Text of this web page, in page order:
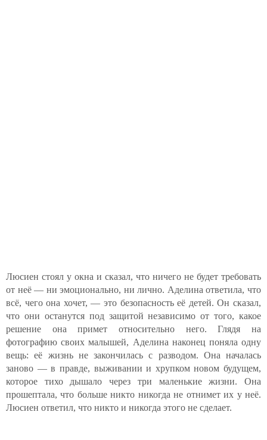
Люсиен стоял у окна и сказал, что ничего не будет требовать
от неё — ни эмоционально, ни лично. Аделина ответила, что
всё, чего она хочет, — это безопасность её детей. Он сказал,
что они останутся под защитой независимо от того, какое
решение она примет относительно него. Глядя на
фотографию своих малышей, Аделина наконец поняла одну
вещь: её жизнь не закончилась с разводом. Она началась
заново — в правде, выживании и хрупком новом будущем,
которое тихо дышало через три маленькие жизни. Она
прошептала, что больше никто никогда не отнимет их у неё.
Люсиен ответил, что никто и никогда этого не сделает.